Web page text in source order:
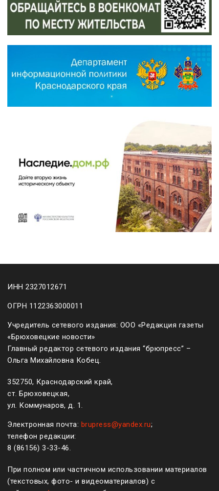
ИНН 2327012671
ОГРН 1122363000011
Учредитель сетевого издания: ООО «Редакция газеты
«Брюховецкие новости»
Главный редактор сетевого издания “брюпресс” –
Ольга Михайловна Кобец.
352750, Краснодарский край,
ст. Брюховецкая,
ул. Коммунаров, д. 1.
Электронная почта: brupress@yandex.ru;
телефон редакции:
8 (861 56) 3-33-46.
При полном или частичном использовании материалов
(текстовых, фото- и видеоматериалов) с